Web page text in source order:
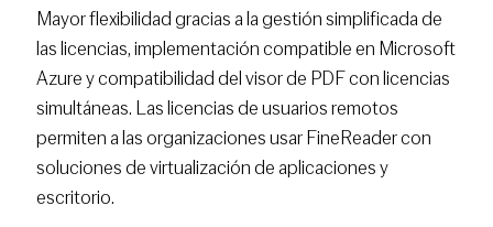
Mayor flexibilidad gracias a la gestión simplificada de
las licencias, implementación compatible en Microsoft
Azure y compatibilidad del visor de PDF con licencias
simultáneas. Las licencias de usuarios remotos
permiten a las organizaciones usar FineReader con
soluciones de virtualización de aplicaciones y
escritorio.